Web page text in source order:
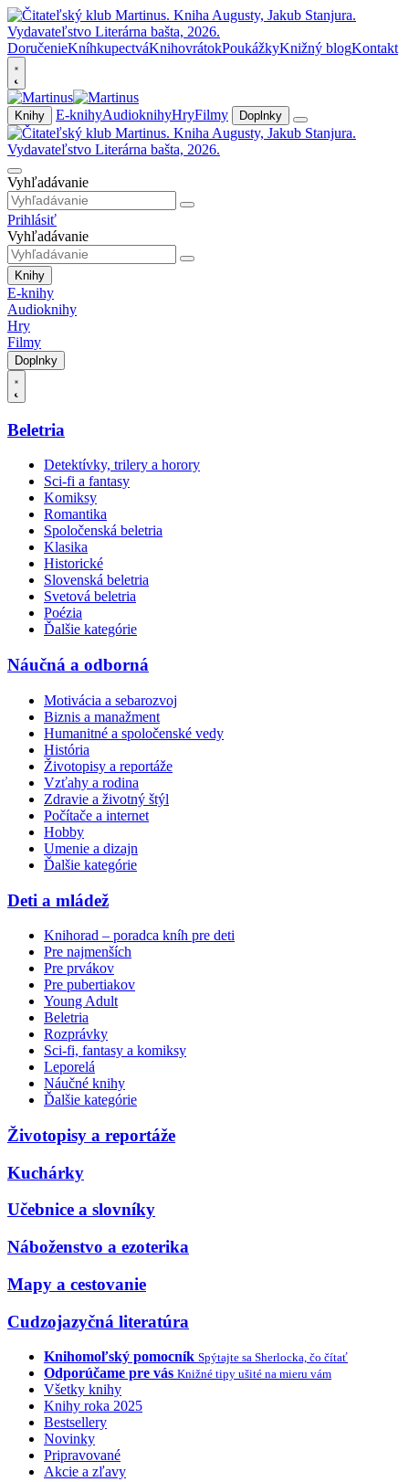
DoručenieKníhkupectváKnihovrátokPoukážkyKnižný blogKontakt
Knihy E-knihyAudioknihyHryFilmy Doplnky
Vyhľadávanie
Prihlásiť
Vyhľadávanie
Knihy
E-knihy
Audioknihy
Hry
Filmy
Doplnky
Beletria
Detektívky, trilery a horory
Sci-fi a fantasy
Komiksy
Romantika
Spoločenská beletria
Klasika
Historické
Slovenská beletria
Svetová beletria
Poézia
Ďalšie kategórie
Náučná a odborná
Motivácia a sebarozvoj
Biznis a manažment
Humanitné a spoločenské vedy
História
Životopisy a reportáže
Vzťahy a rodina
Zdravie a životný štýl
Počítače a internet
Hobby
Umenie a dizajn
Ďalšie kategórie
Deti a mládež
Knihorad – poradca kníh pre deti
Pre najmenších
Pre prvákov
Pre pubertiakov
Young Adult
Beletria
Rozprávky
Sci-fi, fantasy a komiksy
Leporelá
Náučné knihy
Ďalšie kategórie
Životopisy a reportáže
Kuchárky
Učebnice a slovníky
Náboženstvo a ezoterika
Mapy a cestovanie
Cudzojazyčná literatúra
Knihomoľský pomocník Spýtajte sa Sherlocka, čo čítať
Odporúčame pre vás Knižné tipy ušité na mieru vám
Všetky knihy
Knihy roka 2025
Bestsellery
Novinky
Pripravované
Akcie a zľavy